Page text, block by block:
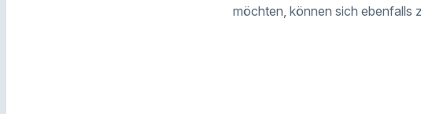
möchten, können sich ebenfalls